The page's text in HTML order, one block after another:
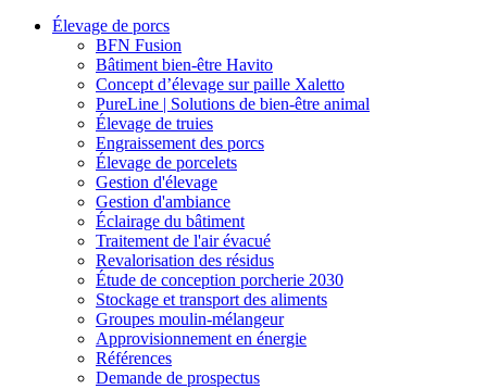
Élevage de porcs
BFN Fusion
Bâtiment bien-être Havito
Concept d’élevage sur paille Xaletto
PureLine | Solutions de bien-être animal
Élevage de truies
Engraissement des porcs
Élevage de porcelets
Gestion d'élevage
Gestion d'ambiance
Éclairage du bâtiment
Traitement de l'air évacué
Revalorisation des résidus
Étude de conception porcherie 2030
Stockage et transport des aliments
Groupes moulin-mélangeur
Approvisionnement en énergie
Références
Demande de prospectus